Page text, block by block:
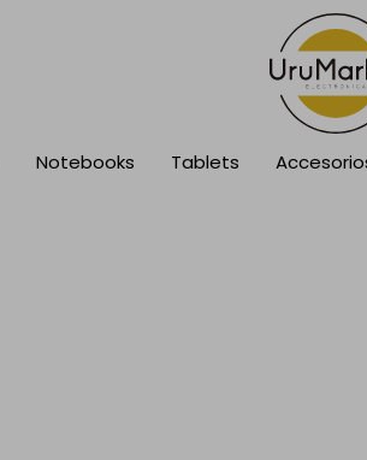
Notebooks Tablets